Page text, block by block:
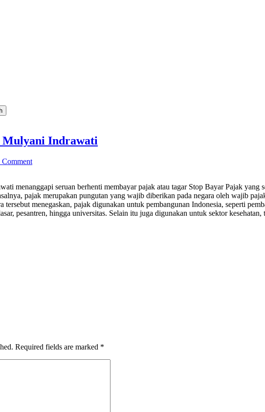
Mulyani Indrawati
Commenton
Sri
Mulyani
Indrawati
menanggapi seruan berhenti membayar pajak atau tagar Stop Bayar Pajak
pajak merupakan pungutan yang wajib diberikan pada negara oleh wajib
tersebut menegaskan, pajak digunakan untuk pembangunan Indonesia, seperti
pesantren, hingga universitas. Selain itu juga digunakan untuk sektor
Required fields are marked *